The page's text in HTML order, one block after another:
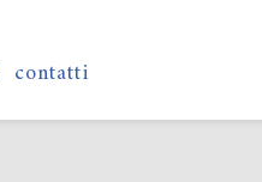
contatti